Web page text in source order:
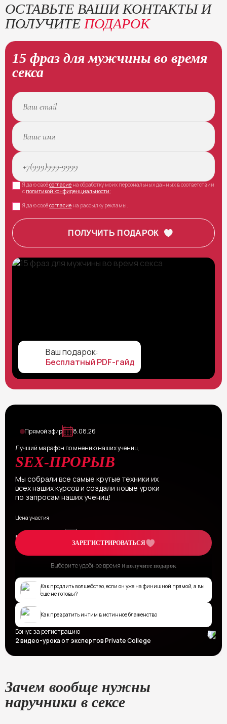
ОСТАВЬТЕ ВАШИ КОНТАКТЫ И
ПОЛУЧИТЕ ПОДАРОК
15 фраз для мужчины во время
секса
Я даю своёсогласие на обработку моих персональных данных в соответствии
с политикой конфиденциальности;
Я даю своёсогласие на рассылку рекламы.
Ваш подарок:
Бесплатный PDF-гайд
Прямой эфир
8.08.26
Лучший марафон по мнению наших учениц
SEX-ПРОРЫВ
Мы собрали все самые крутые техники их
всех наших курсов и создали новые уроки
по запросам наших учениц!
Цена участия
БЕСПЛАТНО
ЗАРЕГИСТРИРОВАТЬСЯ
Выберите удобное время и получите подарок
Как продлить волшебство, если он уже на финишной прямой, а вы
ещё не готовы?
Как превратить интим в истинное блаженство
Бонус за регистрацию
2 видео-урока от экспертов Privatе College
Зачем вообще нужны
наручники в сексе